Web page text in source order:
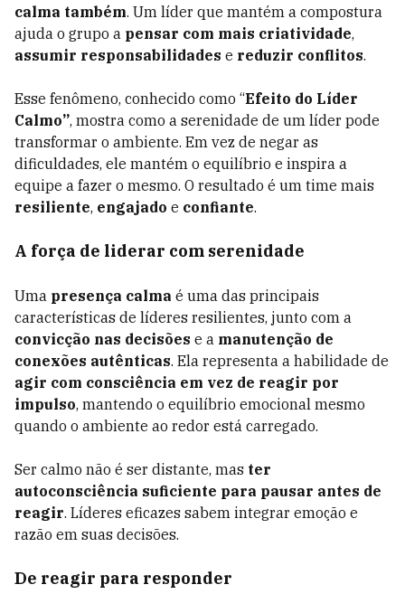
calma também. Um líder que mantém a compostura
ajuda o grupo a pensar com mais criatividade,
assumir responsabilidades e reduzir conflitos.
Esse fenômeno, conhecido como “Efeito do Líder
Calmo”, mostra como a serenidade de um líder pode
transformar o ambiente. Em vez de negar as
dificuldades, ele mantém o equilíbrio e inspira a
equipe a fazer o mesmo. O resultado é um time mais
resiliente, engajado e confiante.
A força de liderar com serenidade
Uma presença calma é uma das principais
características de líderes resilientes, junto com a
convicção nas decisões e a manutenção de
conexões autênticas. Ela representa a habilidade de
agir com consciência em vez de reagir por
impulso, mantendo o equilíbrio emocional mesmo
quando o ambiente ao redor está carregado.
Ser calmo não é ser distante, mas ter
autoconsciência suficiente para pausar antes de
reagir. Líderes eficazes sabem integrar emoção e
razão em suas decisões.
De reagir para responder